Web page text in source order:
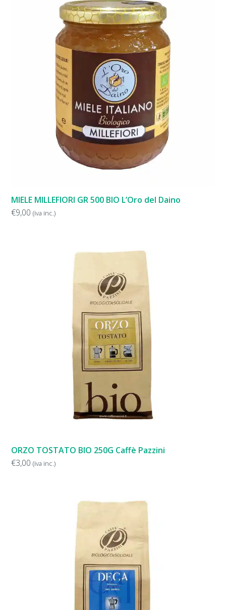
MIELE MILLEFIORI GR 500 BIO L’Oro del Daino
€9,00 (iva inc.)
ORZO TOSTATO BIO 250G Caffè Pazzini
€3,00 (iva inc.)